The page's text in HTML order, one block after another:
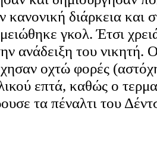
κανονική διάρκεια και
γκολ. Έτσι
ανάδειξη του νικητή.
οχτώ φορές
επτά, καθώς ο
τα πέναλτι του